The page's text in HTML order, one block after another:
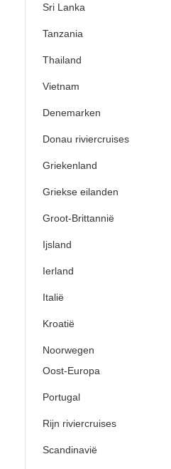
Sri Lanka
Tanzania
Thailand
Vietnam
Denemarken
Donau riviercruises
Griekenland
Griekse eilanden
Groot-Brittannië
Ijsland
Ierland
Italië
Kroatië
Noorwegen
Oost-Europa
Portugal
Rijn riviercruises
Scandinavië